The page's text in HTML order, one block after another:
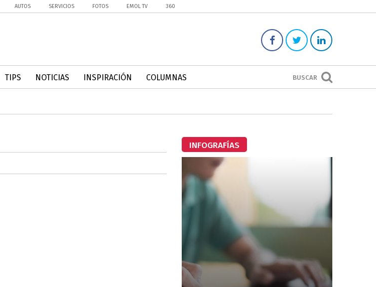
AUTOS SERVICIOS FOTOS EMOL TV 360
BUSCAR
TIPS NOTICIAS INSPIRACIÓN COLUMNAS
INFOGRAFÍAS